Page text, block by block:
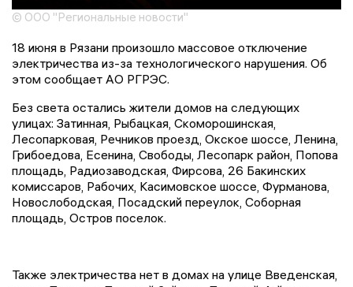
© ООО "Региональные новости"
18 июня в Рязани произошло массовое отключение
электричества из-за технологического нарушения. Об
этом сообщает АО РГРЭС.
Без света остались жители домов на следующих
улицах: Затинная, Рыбацкая, Скоморошинская,
Лесопарковая, Речников проезд, Окское шоссе, Ленина,
Грибоедова, Есенина, Свободы, Лесопарк район, Попова
площадь, Радиозаводская, Фирсова, 26 Бакинских
комиссаров, Рабочих, Касимовское шоссе, Фурманова,
Новослободская, Посадский переулок, Соборная
площадь, Остров поселок.
Также электричества нет в домах на улице Введенская,